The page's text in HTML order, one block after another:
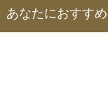
あなたにおすす